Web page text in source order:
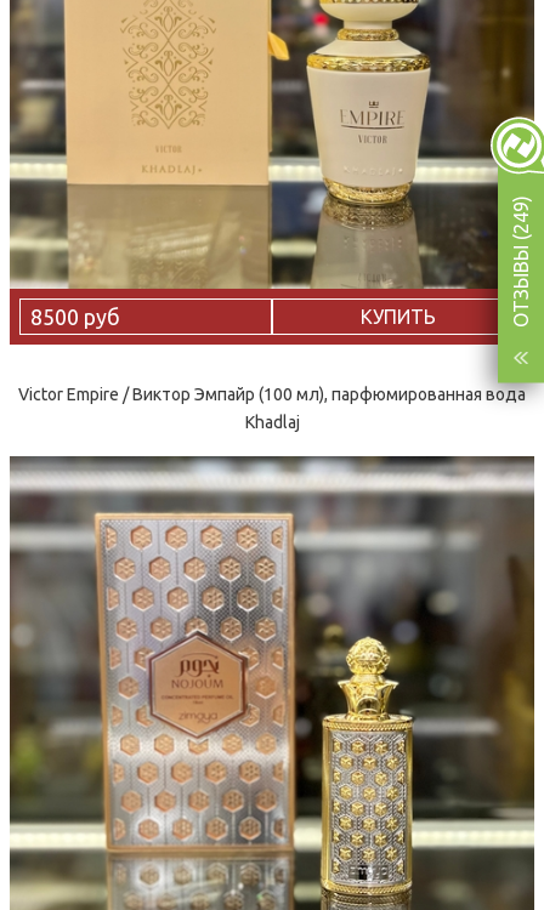
8500 руб КУПИТЬ
Victor Empire / Виктор Эмпайр (100 мл), парфюмированная вода
Khadlaj
ОТЗЫВЫ (249)